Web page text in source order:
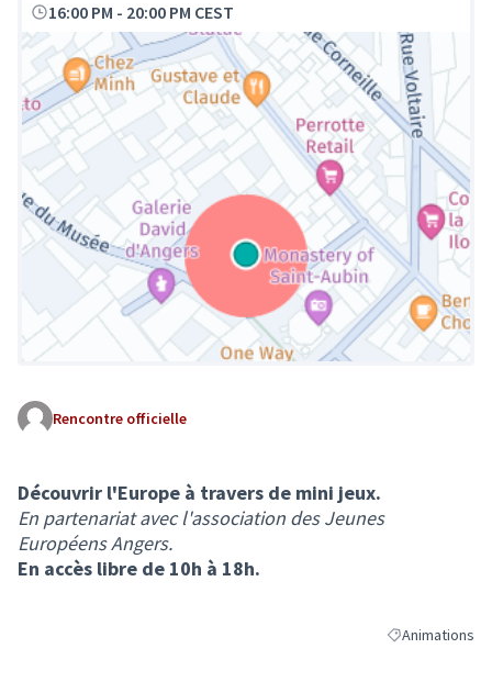
16:00 PM - 20:00 PM CEST
(Lien externe)
Rencontre officielle
Découvrir l'Europe à travers de mini jeux.
En partenariat avec l'association des Jeunes
Européens Angers.
En accès libre de 10h à 18h.
Filtrer les
Animations